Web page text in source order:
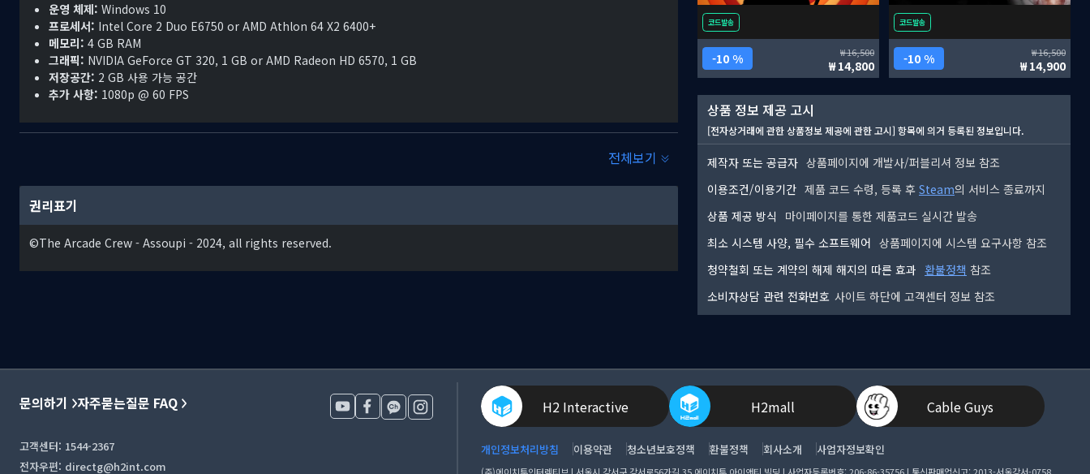
운영 체제: Windows 10
프로세서: Intel Core 2 Duo E6750 or AMD Athlon 64 X2 6400+
메모리: 4 GB RAM
그래픽: NVIDIA GeForce GT 320, 1 GB or AMD Radeon HD 6570, 1 GB
저장공간: 2 GB 사용 가능 공간
추가 사항: 1080p @ 60 FPS
전체보기
권리표기
©The Arcade Crew - Assoupi - 2024, all rights reserved.
코드발송
10 % 16,500
14,800
코드발송
10 % 16,500
14,900
상품 정보 제공 고시
[전자상거래에 관한 상품정보 제공에 관한 고시] 항목에 의거 등록된 정보입니다.
제작자 또는 공급자 상품페이지에 개발사/퍼블리셔 정보 참조
이용조건/이용기간 제품 코드 수령, 등록 후 Steam의 서비스 종료까지
상품 제공 방식
마이페이지를 통한 제품코드 실시간 발송
최소 시스템 사양, 필수 소프트웨어 상품페이지에 시스템 요구사항 참조
청약철회 또는 계약의 해제 해지의 따른 효과 환불정책 참조
소비자상담 관련 전화번호 사이트 하단에 고객센터 정보 참조
문의하기 자주묻는질문 FAQ
고객센터: 1544-2367
전자우편: directg@h2int.com
H2 Interactive H2mall Cable Guys
개인정보처리방침 이용약관 청소년보호정책 환불정책 회사소개 사업자정보확인